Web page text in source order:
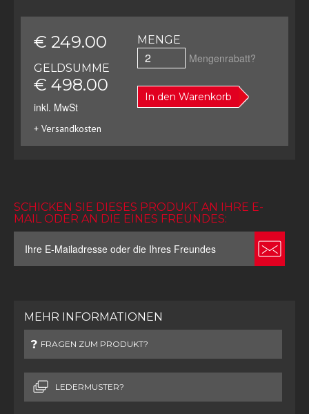
€ 249.00
GELDSUMME
€ 498.00
inkl. MwSt
+ Versandkosten
MENGE
Mengenrabatt?
In den Warenkorb
SCHICKEN SIE DIESES PRODUKT AN IHRE E-
MAIL ODER AN DIE EINES FREUNDES:
MEHR INFORMATIONEN
FRAGEN ZUM PRODUKT?
LEDERMUSTER?